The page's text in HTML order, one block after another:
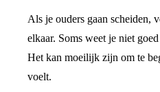
Als je ouders gaan scheiden,
elkaar. Soms weet je niet
Het kan moeilijk zijn om te
voelt.